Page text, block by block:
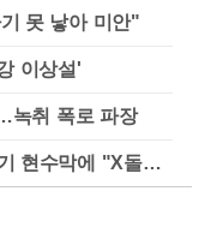
못 낳아 미안"
이상설'
녹취 폭로 파장
김희철, 거꾸로 걸린 광복절 태극기 현수막에 "X돌았네"